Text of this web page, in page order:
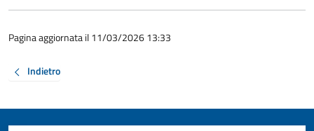
Pagina aggiornata il 11/03/2026 13:33
Indietro